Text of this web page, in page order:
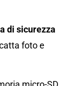
di sicurezza
foto e